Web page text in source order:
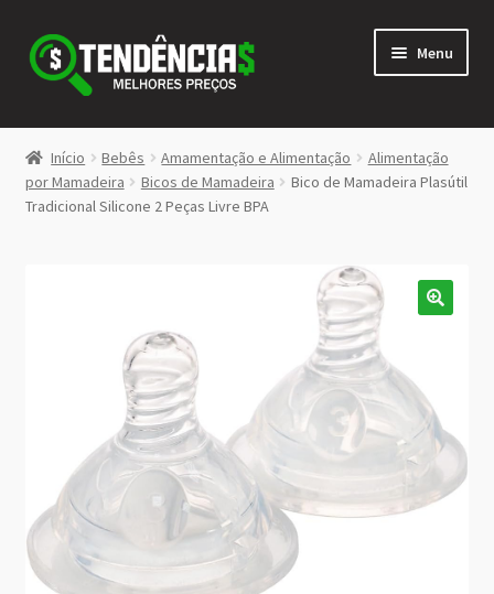
Pular
para
navegação
Pular
para
conteúdo
Menu
LOJA
<>
Início Bebês Amamentação e Alimentação
Alimentação
por Mamadeira
Bicos de Mamadeira
Bico de Mamadeira Plasútil
Tradicional Silicone 2 Peças Livre BPA